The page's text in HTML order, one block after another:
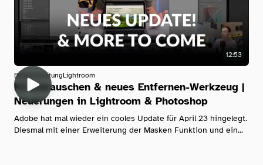
12:53
BildbearbeitungLightroom
KI-Entrauschen & neues Entfernen-Werkzeug |
Neuerungen in Lightroom & Photoshop
Adobe hat mal wieder ein cooles Update für April 23 hingelegt.
Diesmal mit einer Erweiterung der Masken Funktion und ein...